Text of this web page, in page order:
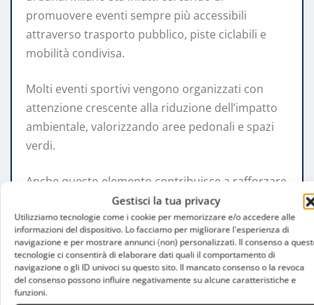
Gestisci la tua privacy
Utilizziamo tecnologie come i cookie per memorizzare e/o accedere alle
informazioni del dispositivo. Lo facciamo per migliorare l'esperienza di
navigazione e per mostrare annunci (non) personalizzati. Il consenso a
tecnologie ci consentirà di elaborare dati quali il comportamento di
navigazione o gli ID univoci su questo sito. Il mancato consenso o la revoca
del consenso possono influire negativamente su alcune caratteristiche e
funzioni.
promuovere eventi sempre più accessibili
attraverso trasporto pubblico, piste ciclabili e
mobilità condivisa.
Molti eventi sportivi vengono organizzati con
attenzione crescente alla riduzione dell’impatto
ambientale, valorizzando aree pedonali e spazi
verdi.
Anche questo elemento contribuisce a rafforzare
l’immagine internazionale della città, soprattutto
nei confronti di un turismo più giovane e attento
ai temi ambientali.
Lo sport come motore